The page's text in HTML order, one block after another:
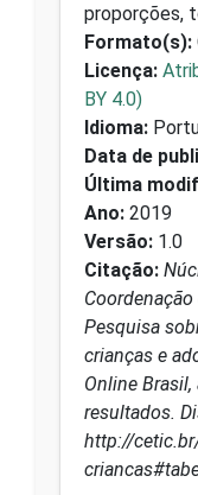
proporções,
Formato(s):
Licença:
BY 4.0)
Idioma:
Data de
Última
Ano: 2019
Versão: 1.0
Citação:
Pesquisa
crianças e
Online
resultados.
http://